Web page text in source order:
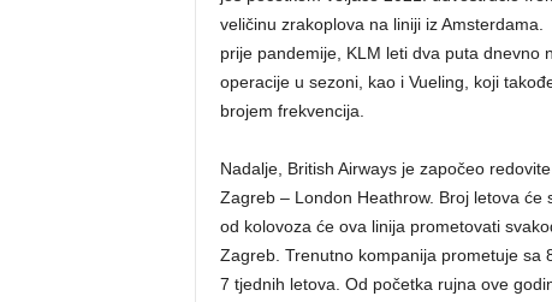
veličinu zrakoplova na liniji iz
prije pandemije, KLM leti dva puta dnevno
operacije u sezoni, kao i Vueling, koji
brojem frekvencija.
Nadalje, British Airways je započeo
Zagreb – London Heathrow. Broj letova
od kolovoza će ova linija prometovati
Zagreb. Trenutno kompanija prometuje sa
7 tjednih letova. Od početka rujna ove